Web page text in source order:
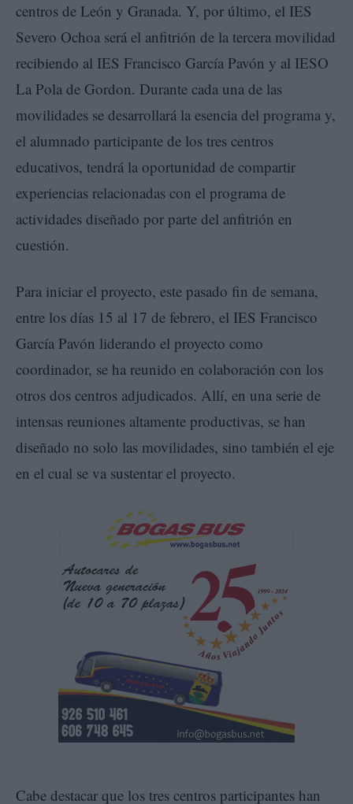
centros de León y Granada. Y, por último, el IES
Severo Ochoa será el anfitrión de la tercera movilidad
recibiendo al IES Francisco García Pavón y al IESO
La Pola de Gordon. Durante cada una de las
movilidades se desarrollará la esencia del programa y,
el alumnado participante de los tres centros
educativos, tendrá la oportunidad de compartir
experiencias relacionadas con el programa de
actividades diseñado por parte del anfitrión en
cuestión.
Para iniciar el proyecto, este pasado fin de semana,
entre los días 15 al 17 de febrero, el IES Francisco
García Pavón liderando el proyecto como
coordinador, se ha reunido en colaboración con los
otros dos centros adjudicados. Allí, en una serie de
intensas reuniones altamente productivas, se han
diseñado no solo las movilidades, sino también el eje
en el cual se va sustentar el proyecto.
Cabe destacar que los tres centros participantes han